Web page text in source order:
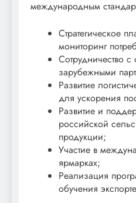
международным
Стратегическое
мониторинг
Сотрудничество с
зарубежными
Развитие
для ускорения
Развитие и
российской
продукции;
Участие в
ярмарках;
Реализация
обучения